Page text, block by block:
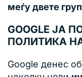
меѓу двете
GOOGLE ЈА
ПОЛИТИКА
Google денес